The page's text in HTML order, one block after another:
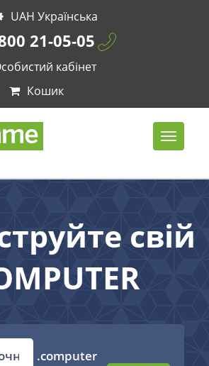
UAH Українська
21-05-05
кабінет
Кошик
свій
.computer